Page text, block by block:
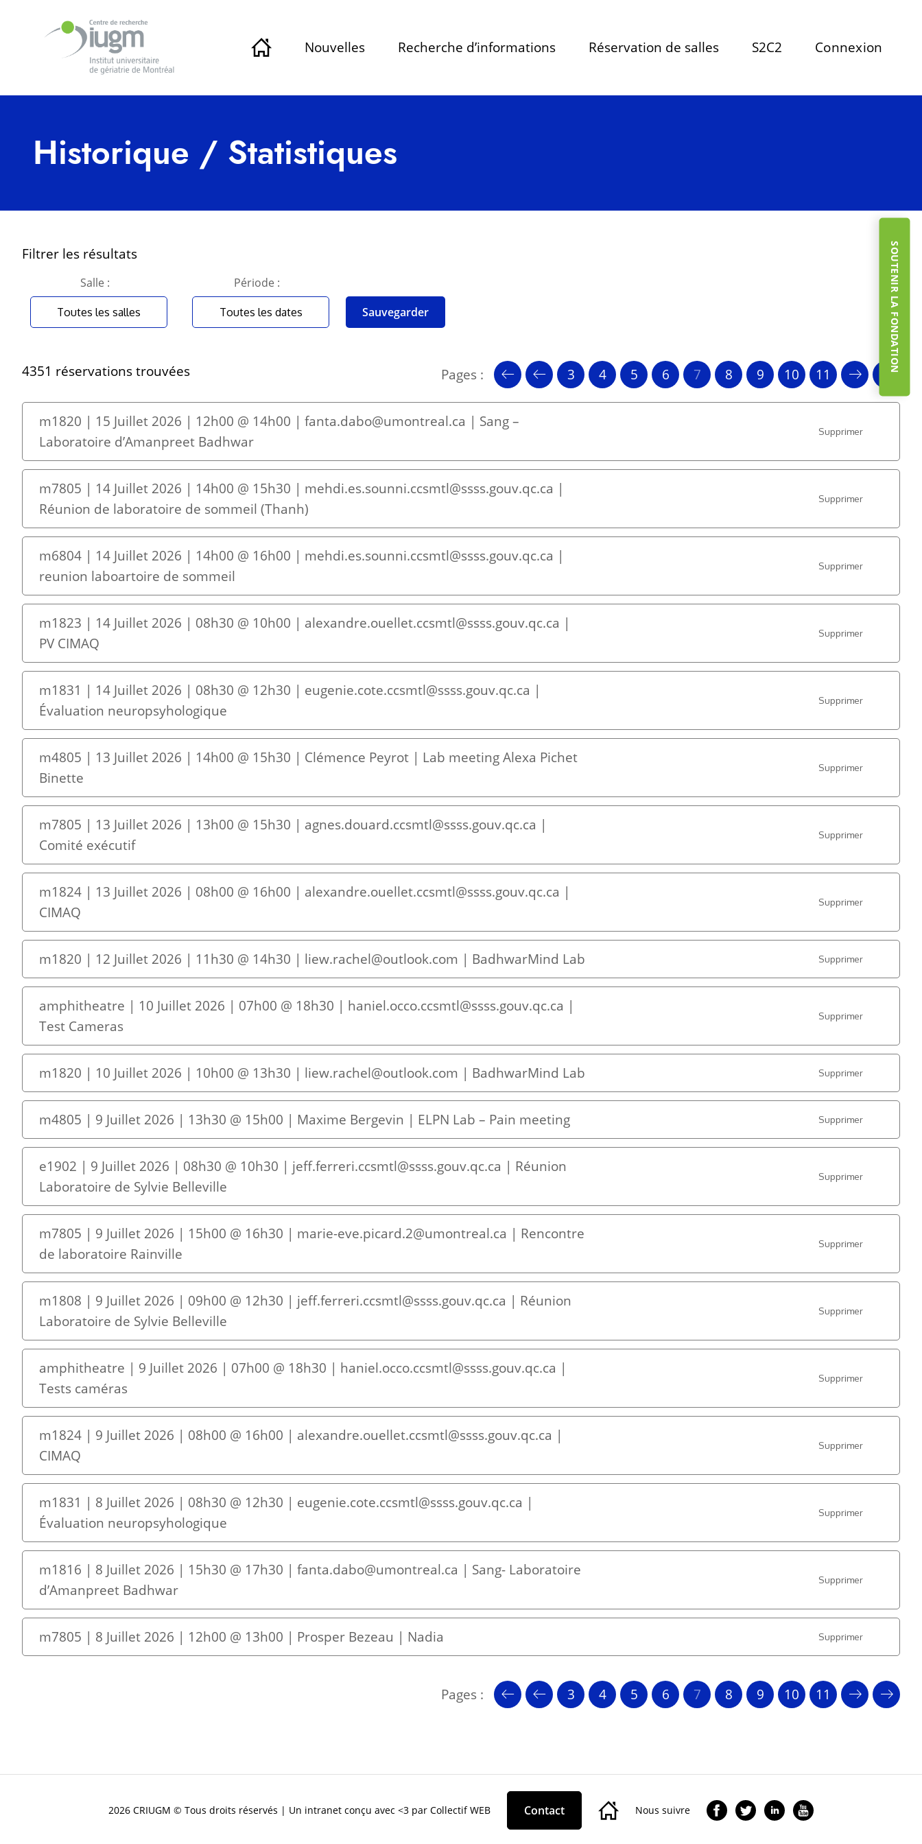
SOUTENIR LA FONDATION
Nouvelles Recherche d’informations Réservation de salles S2C2 Connexion
Historique / Statistiques
Filtrer les résultats
Salle :
Toutes les salles
Période :
Toutes les dates
4351 réservations trouvées Pages : 3 4 5 6 7 8 9 10 11
m1820 | 15 Juillet 2026 | 12h00 @ 14h00 | fanta.dabo@umontreal.ca | Sang –
Laboratoire d’Amanpreet Badhwar
Supprimer
m7805 | 14 Juillet 2026 | 14h00 @ 15h30 | mehdi.es.sounni.ccsmtl@ssss.gouv.qc.ca |
Réunion de laboratoire de sommeil (Thanh)
Supprimer
m6804 | 14 Juillet 2026 | 14h00 @ 16h00 | mehdi.es.sounni.ccsmtl@ssss.gouv.qc.ca |
reunion laboartoire de sommeil
Supprimer
m1823 | 14 Juillet 2026 | 08h30 @ 10h00 | alexandre.ouellet.ccsmtl@ssss.gouv.qc.ca |
PV CIMAQ
Supprimer
m1831 | 14 Juillet 2026 | 08h30 @ 12h30 | eugenie.cote.ccsmtl@ssss.gouv.qc.ca |
Évaluation neuropsyhologique
Supprimer
m4805 | 13 Juillet 2026 | 14h00 @ 15h30 | Clémence Peyrot | Lab meeting Alexa Pichet
Binette
Supprimer
m7805 | 13 Juillet 2026 | 13h00 @ 15h30 | agnes.douard.ccsmtl@ssss.gouv.qc.ca |
Comité exécutif
Supprimer
m1824 | 13 Juillet 2026 | 08h00 @ 16h00 | alexandre.ouellet.ccsmtl@ssss.gouv.qc.ca |
CIMAQ
Supprimer
m1820 | 12 Juillet 2026 | 11h30 @ 14h30 | liew.rachel@outlook.com | BadhwarMind Lab Supprimer
amphitheatre | 10 Juillet 2026 | 07h00 @ 18h30 | haniel.occo.ccsmtl@ssss.gouv.qc.ca |
Test Cameras
Supprimer
m1820 | 10 Juillet 2026 | 10h00 @ 13h30 | liew.rachel@outlook.com | BadhwarMind Lab Supprimer
m4805 | 9 Juillet 2026 | 13h30 @ 15h00 | Maxime Bergevin | ELPN Lab – Pain meeting Supprimer
e1902 | 9 Juillet 2026 | 08h30 @ 10h30 | jeff.ferreri.ccsmtl@ssss.gouv.qc.ca | Réunion
Laboratoire de Sylvie Belleville
Supprimer
m7805 | 9 Juillet 2026 | 15h00 @ 16h30 | marie-eve.picard.2@umontreal.ca | Rencontre
de laboratoire Rainville
Supprimer
m1808 | 9 Juillet 2026 | 09h00 @ 12h30 | jeff.ferreri.ccsmtl@ssss.gouv.qc.ca | Réunion
Laboratoire de Sylvie Belleville
Supprimer
amphitheatre | 9 Juillet 2026 | 07h00 @ 18h30 | haniel.occo.ccsmtl@ssss.gouv.qc.ca |
Tests caméras
Supprimer
m1824 | 9 Juillet 2026 | 08h00 @ 16h00 | alexandre.ouellet.ccsmtl@ssss.gouv.qc.ca |
CIMAQ
Supprimer
m1831 | 8 Juillet 2026 | 08h30 @ 12h30 | eugenie.cote.ccsmtl@ssss.gouv.qc.ca |
Évaluation neuropsyhologique
Supprimer
m1816 | 8 Juillet 2026 | 15h30 @ 17h30 | fanta.dabo@umontreal.ca | Sang- Laboratoire
d’Amanpreet Badhwar
Supprimer
m7805 | 8 Juillet 2026 | 12h00 @ 13h00 | Prosper Bezeau | Nadia Supprimer
Pages : 3 4 5 6 7 8 9 10 11
2026 CRIUGM © Tous droits réservés | Un intranet conçu avec <3 par Collectif WEB Contact Nous suivre